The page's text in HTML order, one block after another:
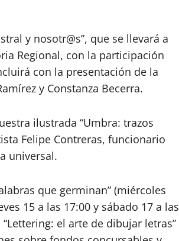
y nosotr@s”, que se llevará a
Regional, con la participación
con la presentación de la
y Constanza Becerra.
ilustrada “Umbra: trazos
Felipe Contreras, funcionario
universal.
que germinan” (miércoles
15 a las 17:00 y sábado 17 a las
el arte de dibujar letras”